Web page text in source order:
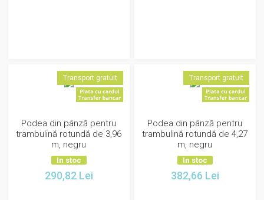
Transport gratuit
Podea din pânză pentru
trambulină rotundă de 3,96
m, negru
In stoc
290,82 Lei
Transport gratuit
Podea din pânză pentru
trambulină rotundă de 4,27
m, negru
In stoc
382,66 Lei